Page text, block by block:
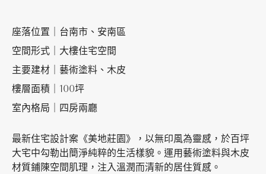
聯絡我們
座落位置｜台南市、安南區
空間形式｜大樓住宅空間
主要建材｜藝術塗料、木皮
樓層面積｜100坪
室內格局｜四房兩廳
最新住宅設計案《美地莊園》，以無印風為靈感，於百坪
大宅中勾勒出簡淨純粹的生活樣貌。運用藝術塗料與木皮
材質鋪陳空間肌理，注入溫潤而清新的居住質感。